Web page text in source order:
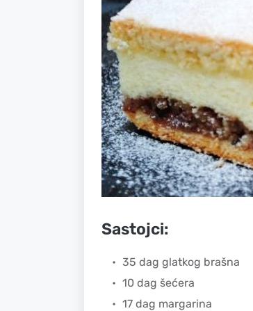
Sastojci:
35 dag glatkog brašna
10 dag šećera
17 dag margarina